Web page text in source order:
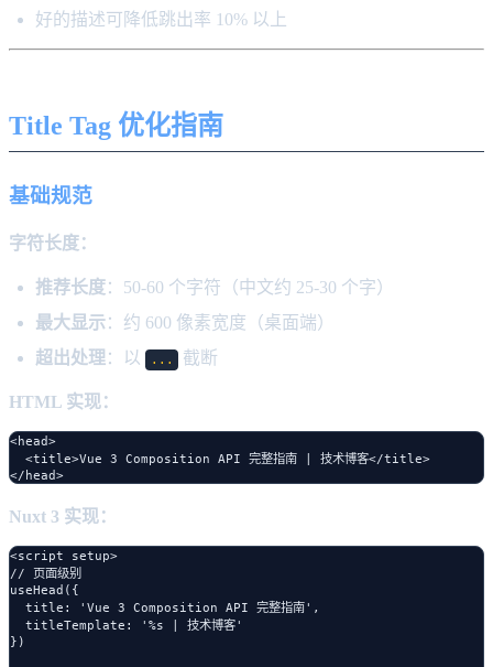
好的描述可降低跳出率 10% 以上
Title Tag 优化指南
基础规范
字符长度：
推荐长度：50-60 个字符（中文约 25-30 个字）
最大显示：约 600 像素宽度（桌面端）
超出处理：以 ... 截断
HTML 实现：
<head>
  <title>Vue 3 Composition API 完整指南 | 技术博客</title>
Nuxt 3 实现：
<script setup>
// 页面级别
useHead({
  title: 'Vue 3 Composition API 完整指南',
  titleTemplate: '%s | 技术博客'
})